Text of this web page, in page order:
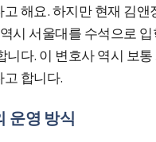
해요. 하지만 현재 김
시 서울대를 수석으로
니다. 이 변호사 역시 보
합니다.
운영 방식